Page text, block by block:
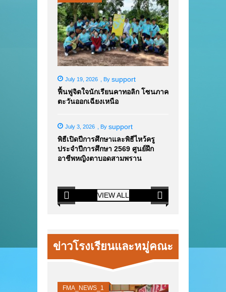
July 19, 2026 By support
ฟื้นฟูจิตใจนักเรียนคาทอลิก โซนภาค
ตะวันออกเฉียงเหนือ
July 3, 2026 By support
พิธีเปิดปีการศึกษาและพิธีไหว้ครู
ประจำปีการศึกษา 2569 ศูนย์ฝึก
อาชีพหญิงตาบอดสามพราน
VIEW ALL
ข่าวโรงเรียนและหมู่คณะ
FMA_NEWS_1